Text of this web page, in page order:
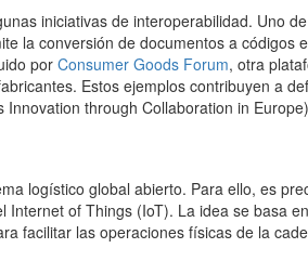
iniciativas de interoperabilidad. Uno
la conversión de documentos a códigos
por Consumer Goods Forum, otra
Estos ejemplos contribuyen a
Innovation through Collaboration in
logístico global abierto. Para ello, es
of Things (IoT). La idea se basa
facilitar las operaciones físicas de la